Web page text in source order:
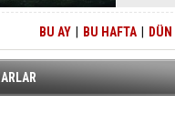
BU AY BU HAFTA DÜN